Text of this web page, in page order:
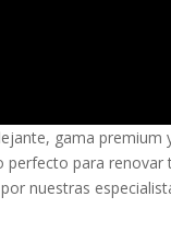
gama premium
para renovar
nuestras